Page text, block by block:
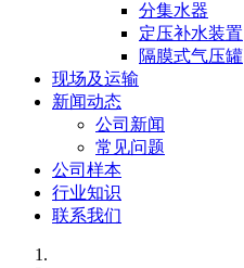
分集水器
定压补水装置
隔膜式气压罐
现场及运输
新闻动态
公司新闻
常见问题
公司样本
行业知识
联系我们